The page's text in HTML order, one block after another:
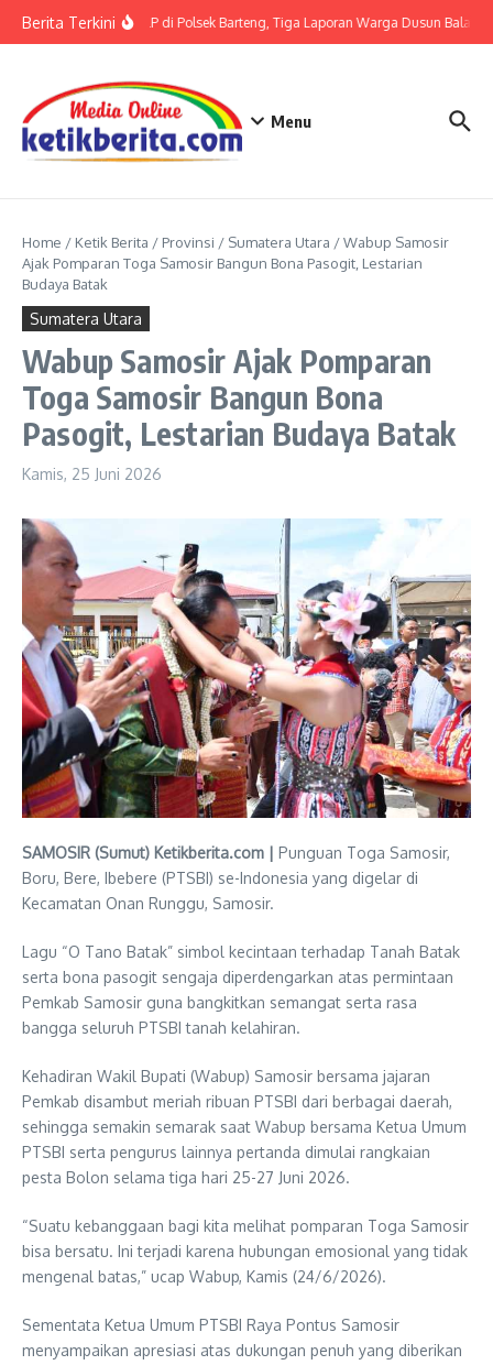
Berita TerkiniTerkait LP di Polsek Barteng, Tiga Laporan Warga Dusun Balaka
Menu
Home / Ketik Berita / Provinsi / Sumatera Utara /Wabup Samosir
Ajak Pomparan Toga Samosir Bangun Bona Pasogit, Lestarian
Budaya Batak
Sumatera Utara
Wabup Samosir Ajak Pomparan
Toga Samosir Bangun Bona
Pasogit, Lestarian Budaya Batak
Kamis, 25 Juni 2026
SAMOSIR (Sumut) Ketikberita.com | Punguan Toga Samosir,
Boru, Bere, Ibebere (PTSBI) se-Indonesia yang digelar di
Kecamatan Onan Runggu, Samosir.
Lagu “O Tano Batak” simbol kecintaan terhadap Tanah Batak
serta bona pasogit sengaja diperdengarkan atas permintaan
Pemkab Samosir guna bangkitkan semangat serta rasa
bangga seluruh PTSBI tanah kelahiran.
Kehadiran Wakil Bupati (Wabup) Samosir bersama jajaran
Pemkab disambut meriah ribuan PTSBI dari berbagai daerah,
sehingga semakin semarak saat Wabup bersama Ketua Umum
PTSBI serta pengurus lainnya pertanda dimulai rangkaian
pesta Bolon selama tiga hari 25-27 Juni 2026.
“Suatu kebanggaan bagi kita melihat pomparan Toga Samosir
bisa bersatu. Ini terjadi karena hubungan emosional yang tidak
mengenal batas,” ucap Wabup, Kamis (24/6/2026).
Sementata Ketua Umum PTSBI Raya Pontus Samosir
menyampaikan apresiasi atas dukungan penuh yang diberikan